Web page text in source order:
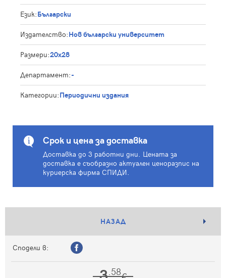
Език:Български
Издателство:Нов български университет
Размери:20x28
Департамент:-
Категории:Периодични издания
Срок и цена за доставка
Доставка до 3 работни дни. Цената за
доставка е съобразно актуален ценоразпис на
куриерска фирма СПИДИ.
НАЗАД
Сподели в:
.58